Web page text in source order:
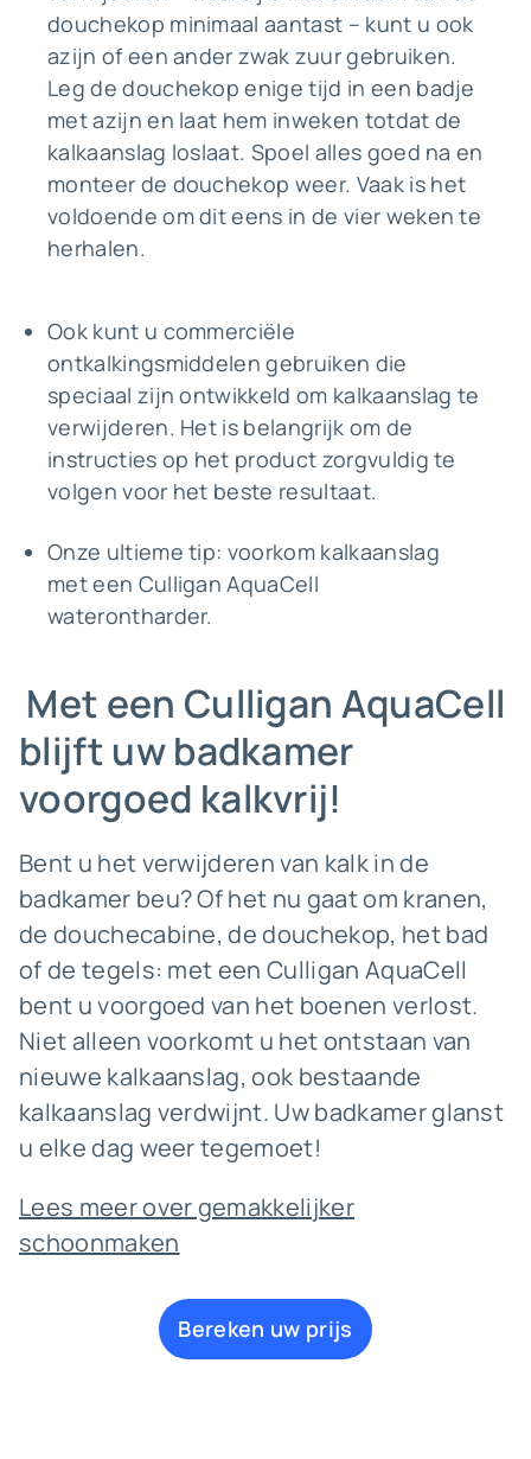
douchekop minimaal aantast – kunt u ook
azijn of een ander zwak zuur gebruiken.
Leg de douchekop enige tijd in een badje
met azijn en laat hem inweken totdat de
kalkaanslag loslaat. Spoel alles goed na en
monteer de douchekop weer. Vaak is het
voldoende om dit eens in de vier weken te
herhalen.
Ook kunt u commerciële
ontkalkingsmiddelen gebruiken die
speciaal zijn ontwikkeld om kalkaanslag te
verwijderen. Het is belangrijk om de
instructies op het product zorgvuldig te
volgen voor het beste resultaat.
Onze ultieme tip: voorkom kalkaanslag
met een Culligan AquaCell
waterontharder.
Met een Culligan AquaCell
blijft uw badkamer
voorgoed kalkvrij!
Bent u het verwijderen van kalk in de
badkamer beu? Of het nu gaat om kranen,
de douchecabine, de douchekop, het bad
of de tegels: met een Culligan AquaCell
bent u voorgoed van het boenen verlost.
Niet alleen voorkomt u het ontstaan van
nieuwe kalkaanslag, ook bestaande
kalkaanslag verdwijnt. Uw badkamer glanst
u elke dag weer tegemoet!
Lees meer over gemakkelijker
schoonmaken
Bereken uw prijs